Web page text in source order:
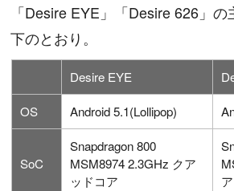
「Desire EYE」「Desire 626」
下のとおり。
Desire EYE
OS Android 5.1(Lollipop)
SoC
Snapdragon 800
MSM8974 2.3GHz クア
ッドコア